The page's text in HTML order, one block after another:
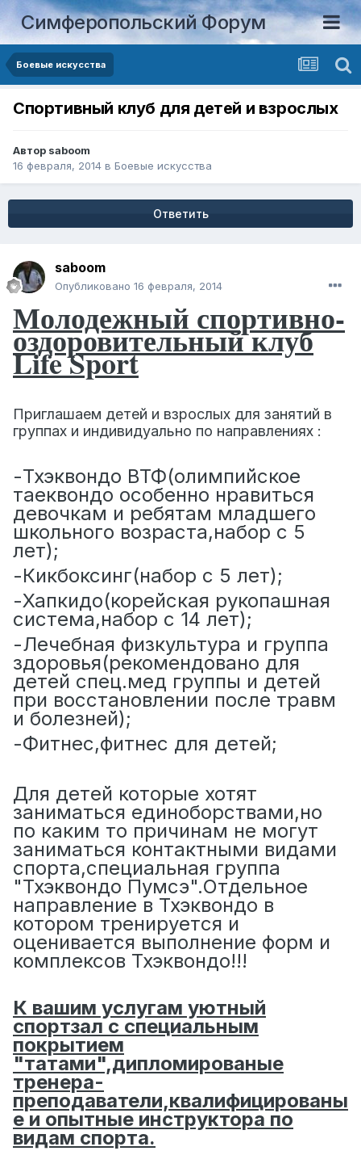
Симферопольский Форум
Боевые искусства
Спортивный клуб для детей и взрослых
Автор saboom
16 февраля, 2014 в Боевые искусства
Ответить
saboom
Опубликовано 16 февраля, 2014
Молодежный спортивно-
оздоровительный клуб
Life Sport
Приглашаем детей и взрослых для занятий в
группах и индивидуально по направлениях :
-Тхэквондо ВТФ(олимпийское
таеквондо особенно нравиться
девочкам и ребятам младшего
школьного возраста,набор с 5
лет);
-Кикбоксинг(набор с 5 лет);
-Хапкидо(корейская рукопашная
система,набор с 14 лет);
-Лечебная физкультура и группа
здоровья(рекомендовано для
детей спец.мед группы и детей
при восстановлении после травм
и болезней);
-Фитнес,фитнес для детей;
Для детей которые хотят
заниматься единоборствами,но
по каким то причинам не могут
заниматься контактными видами
спорта,специальная группа
"Тхэквондо Пумсэ".Отдельное
направление в Тхэквондо в
котором тренируется и
оценивается выполнение форм и
комплексов Тхэквондо!!!
К вашим услугам уютный
спортзал с специальным
покрытием
"татами",дипломированые
тренера-
преподаватели,квалифицированы
е и опытные инструктора по
видам спорта.